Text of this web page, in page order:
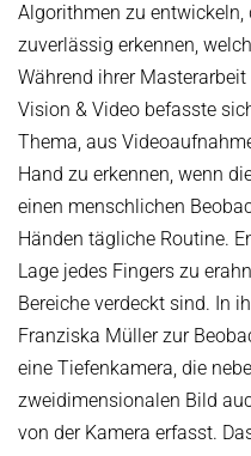
Algorithmen zu entwickeln,
zuverlässig erkennen,
Während ihrer
Vision & Video befasste
Thema, aus
Hand zu erkennen, wenn
einen menschlichen
Händen tägliche Routine.
Lage jedes Fingers zu
Bereiche verdeckt sind. In
Franziska Müller zur
eine Tiefenkamera, die
zweidimensionalen Bild
von der Kamera erfasst.